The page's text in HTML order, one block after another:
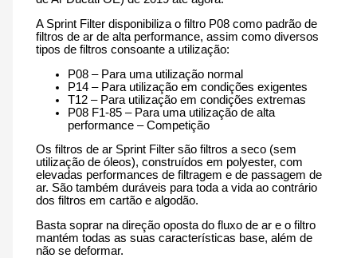
A Sprint Filter disponibiliza o filtro P08 como padrão de
filtros de ar de alta performance, assim como diversos
tipos de filtros consoante a utilização:
P08 – Para uma utilização normal
P14 – Para utilização em condições exigentes
T12 – Para utilização em condições extremas
P08 F1-85 – Para uma utilização de alta
performance – Competição
Os filtros de ar Sprint Filter são filtros a seco (sem
utilização de óleos), construídos em polyester, com
elevadas performances de filtragem e de passagem de
ar. São também duráveis para toda a vida ao contrário
dos filtros em cartão e algodão.
Basta soprar na direção oposta do fluxo de ar e o filtro
mantém todas as suas características base, além de
não se deformar.